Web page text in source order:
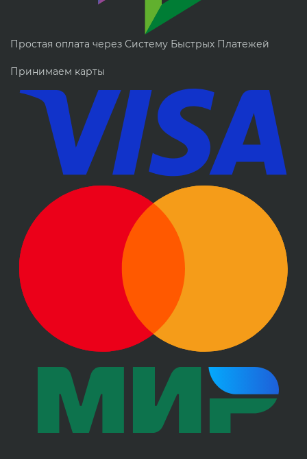
Простая оплата через Систему Быстрых Платежей
Принимаем карты